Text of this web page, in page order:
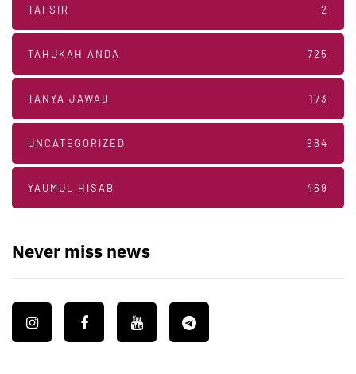
TAFSIR 2
TAHUKAH ANDA 725
TANYA JAWAB 173
UNCATEGORIZED 984
YAUMUL HISAB 469
Never miss news